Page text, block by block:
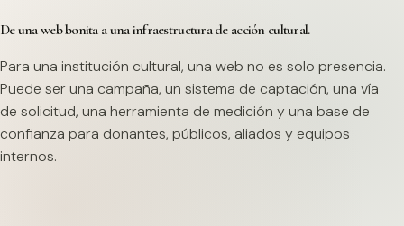
De una web bonita a una infraestructura de acción cultural.
Para una institución cultural, una web no es solo presencia.
Puede ser una campaña, un sistema de captación, una vía
de solicitud, una herramienta de medición y una base de
confianza para donantes, públicos, aliados y equipos
internos.